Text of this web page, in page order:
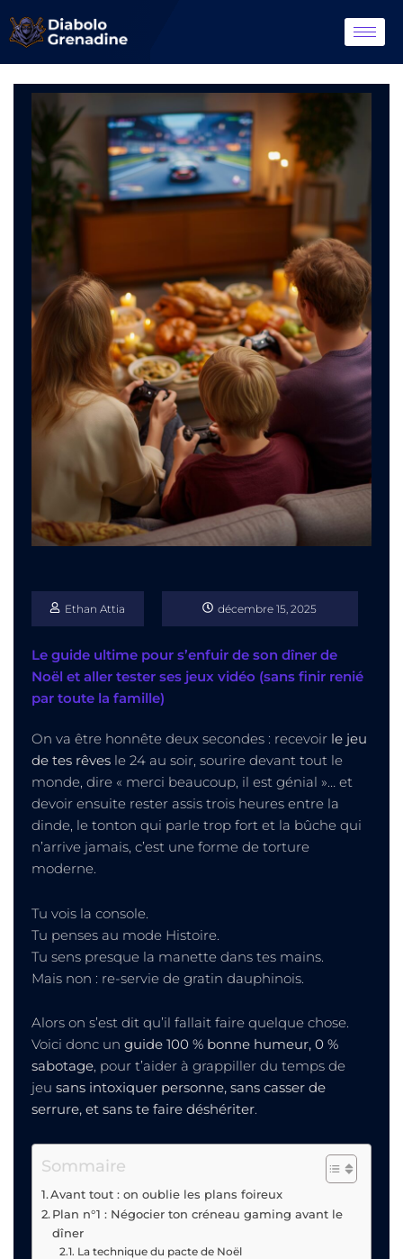
Ethan Attia décembre 15, 2025
Le guide ultime pour s’enfuir de son dîner de
Noël et aller tester ses jeux vidéo (sans finir renié
par toute la famille)
On va être honnête deux secondes : recevoir le jeu
de tes rêvesle 24 au soir, sourire devant tout le
monde, dire « merci beaucoup, il est génial »… et
devoir ensuite rester assis trois heures entre la
dinde, le tonton qui parle trop fort et la bûche qui
n’arrive jamais, c’est une forme de torture
moderne.
Tu vois la console.
Tu penses au mode Histoire.
Tu sens presque la manette dans tes mains.
Mais non : re-servie de gratin dauphinois.
Alors on s’est dit qu’il fallait faire quelque chose.
Voici donc un guide 100 % bonne humeur, 0 %
sabotage, pour t’aider à grappiller du temps de
jeu sans intoxiquer personne, sans casser de
serrure, et sans te faire déshériter.
Sommaire
Avant tout : on oublie les plans foireux
Plan n°1 : Négocier ton créneau gaming avant le
dîner
La technique du pacte de Noël